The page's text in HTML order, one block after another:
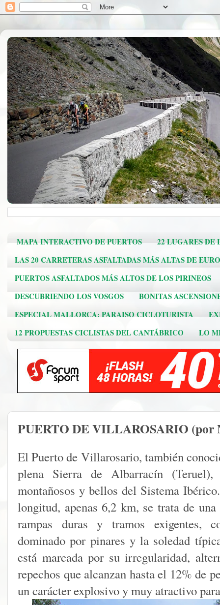
MAPA INTERACTIVO DE PUERTOS
22 LUGARES DE
LAS 20 CARRETERAS ASFALTADAS MÁS ALTAS DE
PUERTOS ASFALTADOS MÁS ALTOS DE LOS PIRINEOS
DESCUBRIENDO LOS VOSGOS
BONITAS
ESPECIAL MALLORCA: PARAISO CICLOTURISTA
12 PROPUESTAS CICLISTAS DEL CANTÁBRICO
LO
PUERTO DE VILLAROSARIO (por
El Puerto de Villarosario, también
plena Sierra de Albarracín
montañosos y bellos del Sistema
longitud, apenas 6,2 km, se trata de
rampas duras y tramos exigentes,
dominado por pinares y la soledad
está marcada por su irregularidad,
repechos que alcanzan hasta el 12% de
un carácter explosivo y muy atractivo